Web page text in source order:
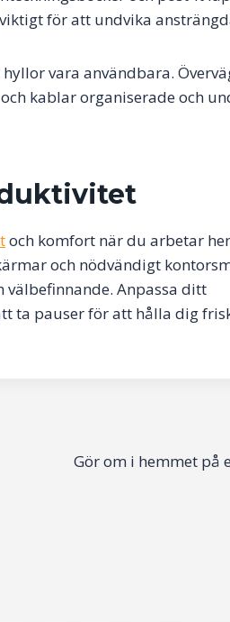
för att undvika
vara användbara.
kablar organiserade och
och komfort när du arbetar
och nödvändigt
Anpassa ditt
ta pauser för att hålla dig
Gör om i hemmet på